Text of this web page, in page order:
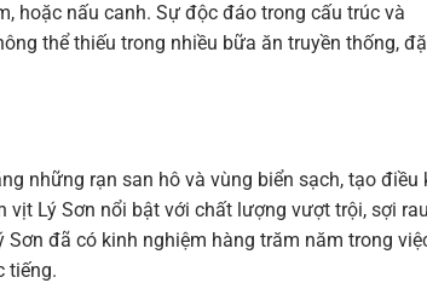
hoặc nấu canh. Sự độc đáo trong cấu trúc và
thể thiếu trong nhiều bữa ăn truyền thống,
những rạn san hô và vùng biển sạch, tạo điều
Lý Sơn nổi bật với chất lượng vượt trội, sợi rau
đã có kinh nghiệm hàng trăm năm trong
tiếng.